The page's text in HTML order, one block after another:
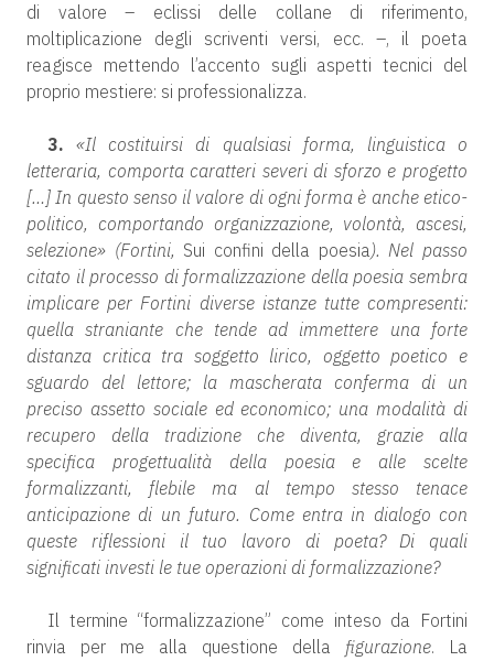
di valore – eclissi delle collane di riferimento,
moltiplicazione degli scriventi versi, ecc. –, il poeta
reagisce mettendo l’accento sugli aspetti tecnici del
proprio mestiere: si professionalizza.
3.
«Il costituirsi di qualsiasi forma, linguistica o
letteraria, comporta caratteri severi di sforzo e progetto
[…] In questo senso il valore di ogni forma è anche etico-
politico, comportando organizzazione, volontà, ascesi,
selezione» (Fortini, Sui confini della poesia). Nel passo
citato il processo di formalizzazione della poesia sembra
implicare per Fortini diverse istanze tutte compresenti:
quella straniante che tende ad immettere una forte
distanza critica tra soggetto lirico, oggetto poetico e
sguardo del lettore; la mascherata conferma di un
preciso assetto sociale ed economico; una modalità di
recupero della tradizione che diventa, grazie alla
specifica progettualità della poesia e alle scelte
formalizzanti, flebile ma al tempo stesso tenace
anticipazione di un futuro. Come entra in dialogo con
queste riflessioni il tuo lavoro di poeta? Di quali
significati investi le tue operazioni di formalizzazione?
Il termine “formalizzazione” come inteso da Fortini
rinvia per me alla questione della figurazione. La